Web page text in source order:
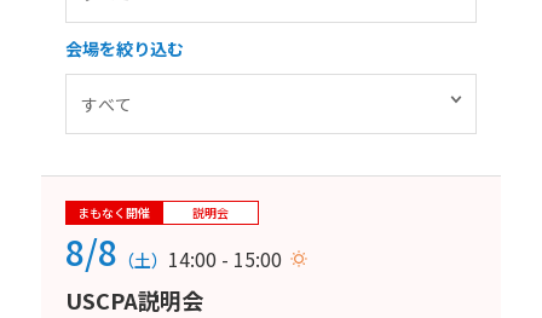
会場を絞り込む
まもなく開催 説明会
8/8 （土） 14:00 - 15:00
USCPA説明会